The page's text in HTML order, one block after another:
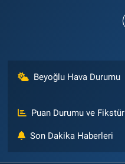
Beyoğlu Hava Durumu
Puan Durumu ve Fikstür
Son Dakika Haberleri